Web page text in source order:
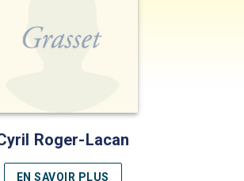
Roger-Lacan
EN SAVOIR PLUS